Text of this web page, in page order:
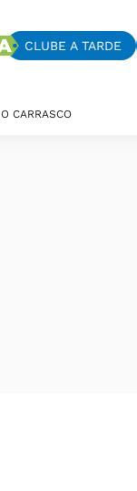
CLUBE A TARDE
O CARRASCO